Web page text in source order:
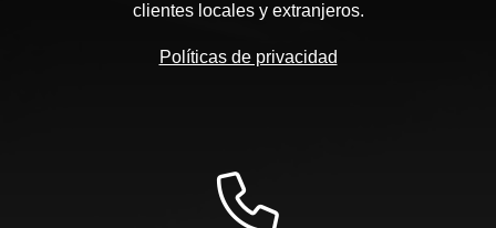
clientes locales y extranjeros.
Políticas de privacidad